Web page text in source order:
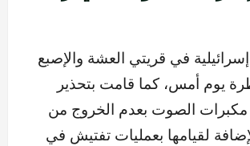
في قريتي العشة والإصبع
يوم أمس، كما قامت بتحذير
مكبرات الصوت بعدم الخروج من
لقيامها بعمليات تفتيش في